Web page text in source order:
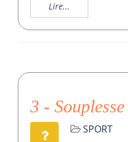
Lire...
3 - Souplesse
SPORT